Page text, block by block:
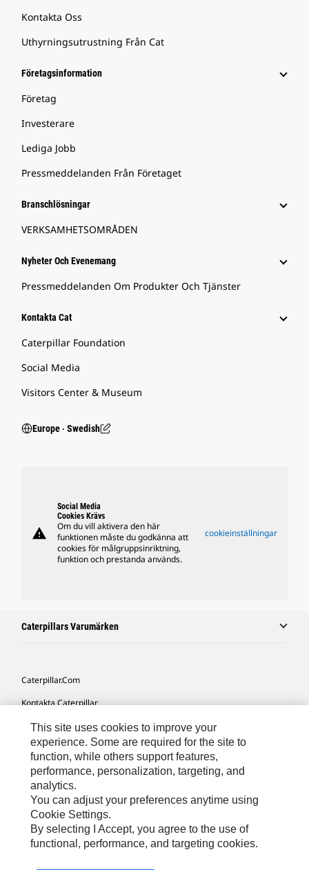
Kontakta Oss
Uthyrningsutrustning Från Cat
Företagsinformation
Företag
Investerare
Lediga Jobb
Pressmeddelanden Från Företaget
Branschlösningar
VERKSAMHETSOMRÅDEN
Nyheter Och Evenemang
Pressmeddelanden Om Produkter Och Tjänster
Kontakta Cat
Caterpillar Foundation
Social Media
Visitors Center & Museum
Europe ‧ Swedish
warning
Social Media
Cookies Krävs
Om du vill aktivera den här
funktionen måste du godkänna att
cookies för målgruppsinriktning,
funktion och prestanda används.
cookieinställningar
Caterpillars Varumärken
Caterpillar.com
Kontakta Caterpillar
Mina Marknadsföringspreferenser
Platskarta
Cookie Settings
Juridiskt
Sekretess
This site uses cookies to improve your
experience. Some are required for the site to
function, while others support features,
performance, personalization, targeting, and
analytics.
You can adjust your preferences anytime using
Cookie Settings.
By selecting I Accept, you agree to the use of
functional, performance, and targeting cookies.